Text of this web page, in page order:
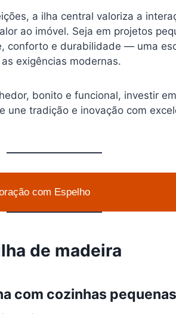
a ilha central valoriza a
ao imóvel. Seja em projetos
conforto e durabilidade — uma
exigências modernas.
bonito e funcional, investir
une tradição e inovação com
com Espelho
de madeira
com cozinhas